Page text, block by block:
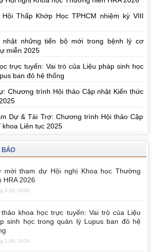
Thấp Khớp Học TPHCM nhiệm kỳ VIII
nhật những tiến bộ mới trong bệnh lý cơ
miễn 2025
trực tuyến: Vai trò của Liệu pháp sinh học
ban đỏ hệ thống
Chương trình Hội thảo Cập nhật Kiến thức
Dự & Tài Trợ: Chương trình Hội thảo Cập
khoa Liên tục 2025
BÁO
mời tham dự Hội nghị Khoa học Thường
HRA 2026
3 02, 2026
thảo khoa học trực tuyến: Vai trò của Liệu
sinh học trong quản lý Lupus ban đỏ hệ
1 09, 2026